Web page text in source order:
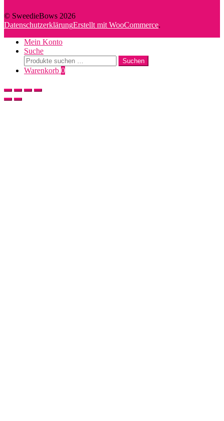
© SweedieBows 2026
DatenschutzerklärungErstellt mit WooCommerce.
Mein Konto
Suche
Suche
nach:
Suchen
Warenkorb 0